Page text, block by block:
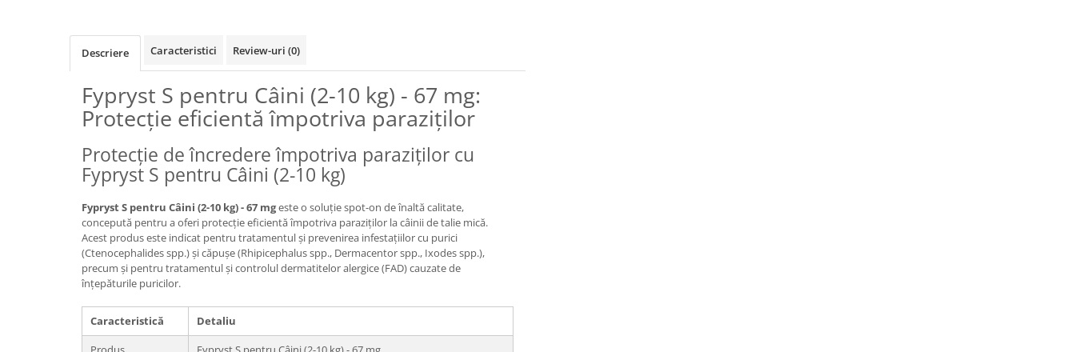
Descriere Caracteristici Review-uri (0)
Fypryst S pentru Câini (2-10 kg) - 67 mg:
Protecție eficientă împotriva paraziților
Protecție de încredere împotriva paraziților cu
Fypryst S pentru Câini (2-10 kg)
Fypryst S pentru Câini (2-10 kg) - 67 mgeste o soluție spot-on de înaltă calitate,
concepută pentru a oferi protecție eficientă împotriva paraziților la câinii de talie mică.
Acest produs este indicat pentru tratamentul și prevenirea infestațiilor cu purici
(Ctenocephalides spp.) și căpușe (Rhipicephalus spp., Dermacentor spp., Ixodes spp.),
precum și pentru tratamentul și controlul dermatitelor alergice (FAD) cauzate de
înțepăturile puricilor.
Caracteristică
Detaliu